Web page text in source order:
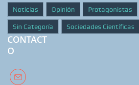
Noticias Opinión Protagonistas
Sin Categoría Sociedades Científicas
CONTACT
O